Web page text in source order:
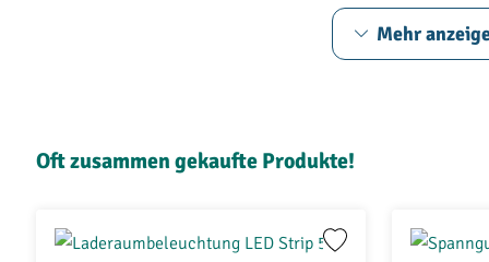
NV250 zugeschnitten. Konfigurieren Sie lieber Ihr eigenes
Maße der Rückseite (h x b x
Innenmaße (h x b x t) : 2 Schubladen: 117 mm x 557
Mehr
Oft zusammen gekaufte Produkte!